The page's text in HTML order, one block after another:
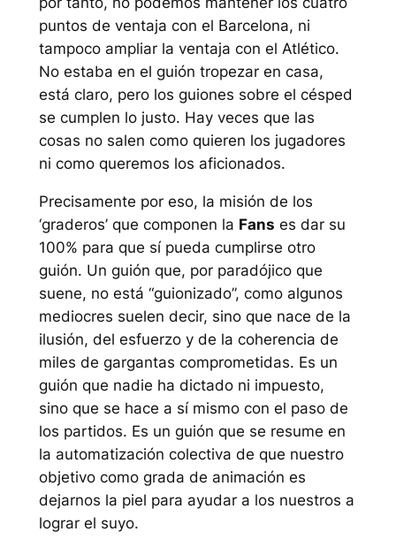
puntos de ventaja con el Barcelona, ni
tampoco ampliar la ventaja con el Atlético.
No estaba en el guión tropezar en casa,
está claro, pero los guiones sobre el césped
se cumplen lo justo. Hay veces que las
cosas no salen como quieren los jugadores
ni como queremos los aficionados.
Precisamente por eso, la misión de los
‘graderos’ que componen la Fans es dar su
100% para que sí pueda cumplirse otro
guión. Un guión que, por paradójico que
suene, no está “guionizado”, como algunos
mediocres suelen decir, sino que nace de la
ilusión, del esfuerzo y de la coherencia de
miles de gargantas comprometidas. Es un
guión que nadie ha dictado ni impuesto,
sino que se hace a sí mismo con el paso de
los partidos. Es un guión que se resume en
la automatización colectiva de que nuestro
objetivo como grada de animación es
dejarnos la piel para ayudar a los nuestros a
lograr el suyo.